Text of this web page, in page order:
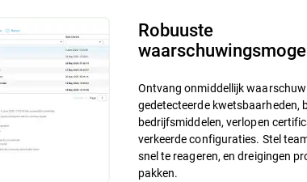
Robuuste
Ontvang onmiddellijk
gedetecteerde kwetsbaarheden,
bedrijfsmiddelen, verlopen
verkeerde configuraties. Stel
snel te reageren, en dreigingen
pakken.